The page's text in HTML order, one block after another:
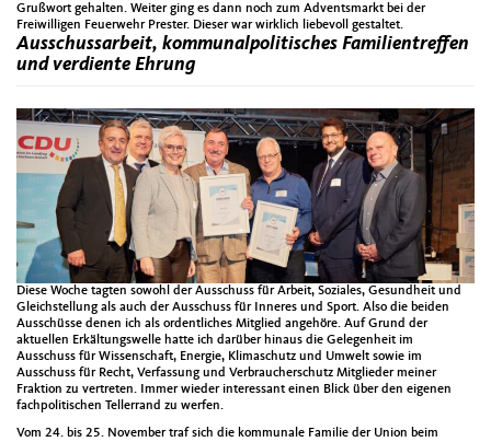
Grußwort gehalten. Weiter ging es dann noch zum Adventsmarkt bei der
Freiwilligen Feuerwehr Prester. Dieser war wirklich liebevoll gestaltet.
Ausschussarbeit, kommunalpolitisches Familientreffen
und verdiente Ehrung
Diese Woche tagten sowohl der Ausschuss für Arbeit, Soziales, Gesundheit und
Gleichstellung als auch der Ausschuss für Inneres und Sport. Also die beiden
Ausschüsse denen ich als ordentliches Mitglied angehöre. Auf Grund der
aktuellen Erkältungswelle hatte ich darüber hinaus die Gelegenheit im
Ausschuss für Wissenschaft, Energie, Klimaschutz und Umwelt sowie im
Ausschuss für Recht, Verfassung und Verbraucherschutz Mitglieder meiner
Fraktion zu vertreten. Immer wieder interessant einen Blick über den eigenen
fachpolitischen Tellerrand zu werfen.
Vom 24. bis 25. November traf sich die kommunale Familie der Union beim